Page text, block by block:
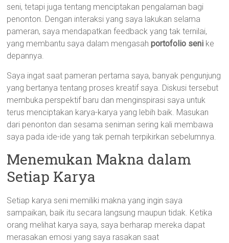
seni, tetapi juga tentang menciptakan pengalaman bagi
penonton. Dengan interaksi yang saya lakukan selama
pameran, saya mendapatkan feedback yang tak ternilai,
yang membantu saya dalam mengasahportofolio seni ke
depannya.
Saya ingat saat pameran pertama saya, banyak pengunjung
yang bertanya tentang proses kreatif saya. Diskusi tersebut
membuka perspektif baru dan menginspirasi saya untuk
terus menciptakan karya-karya yang lebih baik. Masukan
dari penonton dan sesama seniman sering kali membawa
saya pada ide-ide yang tak pernah terpikirkan sebelumnya.
Menemukan Makna dalam
Setiap Karya
Setiap karya seni memiliki makna yang ingin saya
sampaikan, baik itu secara langsung maupun tidak. Ketika
orang melihat karya saya, saya berharap mereka dapat
merasakan emosi yang saya rasakan saat